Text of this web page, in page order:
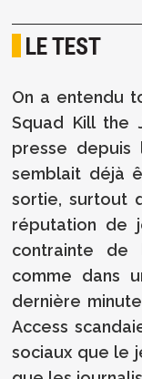
LE TEST
On a entendu
Squad Kill the
presse depuis
semblait déjà
sortie, surtout
réputation de
contrainte de
comme dans
dernière
Access
sociaux que le